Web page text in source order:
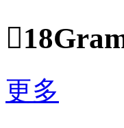

更多